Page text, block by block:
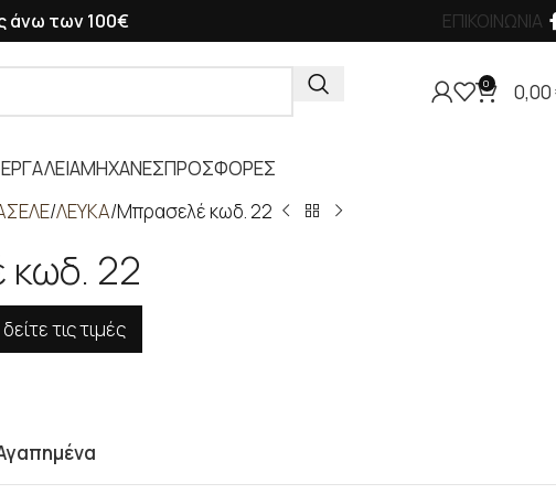
άνω των 100€ ΕΠΙΚΟΙΝΩΝΙΑ
0 0,00
ΜΗΧΑΝΕΣΠΡΟΣΦΟΡΕΣ
ΛΕΥΚΑ Μπρασελέ κωδ. 22
κωδ. 22
τις τιμές